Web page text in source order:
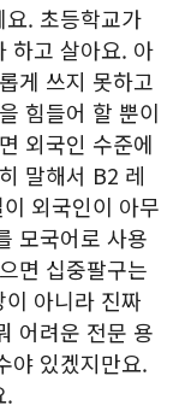
. 초등학교가
하고 살아요. 아
게 쓰지 못하고
힘들어 할 뿐이
외국인 수준에
말해서 B2 레
외국인이 아무
모국어로 사용
면 십중팔구는
아니라 진짜
어려운 전문 용
야 있겠지만요.
.